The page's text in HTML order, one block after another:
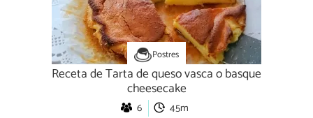
Postres
Receta de Tarta de queso vasca o basque
cheesecake
6 45m